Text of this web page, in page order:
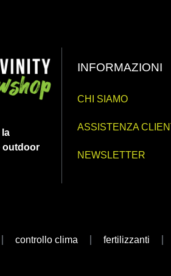
la
outdoor
INFORMAZIONI
CHI SIAMO
ASSISTENZA
NEWSLETTER
controllo clima fertilizzanti